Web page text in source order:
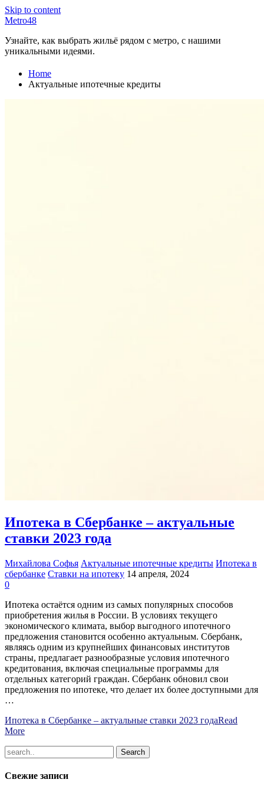
Skip to content
Metro48
Узнайте, как выбрать жильё рядом с метро, с нашими
уникальными идеями.
Home
Актуальные ипотечные кредиты
Ипотека в Сбербанке – актуальные
ставки 2023 года
Михайлова Софья Актуальные ипотечные кредиты Ипотека в
сбербанке Ставки на ипотеку 14 апреля, 2024
0
Ипотека остаётся одним из самых популярных способов
приобретения жилья в России. В условиях текущего
экономического климата, выбор выгодного ипотечного
предложения становится особенно актуальным. Сбербанк,
являясь одним из крупнейших финансовых институтов
страны, предлагает разнообразные условия ипотечного
кредитования, включая специальные программы для
отдельных категорий граждан. Сбербанк обновил свои
предложения по ипотеке, что делает их более доступными для
…
Ипотека в Сбербанке – актуальные ставки 2023 годаRead
More
Свежие записи